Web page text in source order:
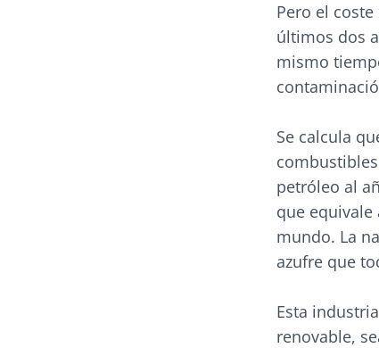
Pero el
últimos dos
mismo
Se calcula
petróleo al
que
mundo. La
azufre que
Esta
renovable,